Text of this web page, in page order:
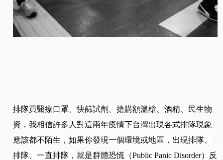
排隊買醫療口罩、快篩試劑、搶購額溫槍、酒精、民生物
資，我相信許多人對這兩年疫情下台灣出現各式排隊現象
應該都不陌生，如果你發現一個環境或地區，出現排隊、
排隊、一直排隊，就是群體恐慌（Public Panic Disorder）反